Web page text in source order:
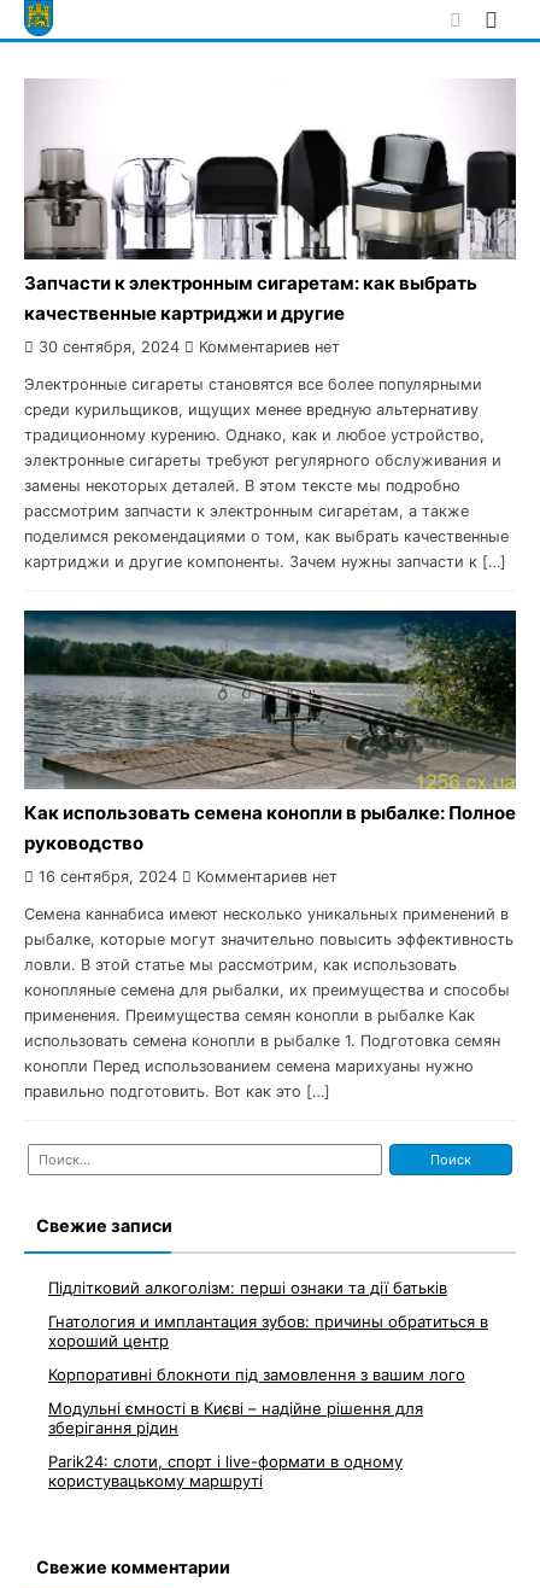
Skip
to
Запчасти к электронным сигаретам: как выбрать
качественные картриджи и другие
30 сентября, 2024 Комментариев нет
Электронные сигареты становятся все более популярными
среди курильщиков, ищущих менее вредную альтернативу
традиционному курению. Однако, как и любое устройство,
электронные сигареты требуют регулярного обслуживания и
замены некоторых деталей. В этом тексте мы подробно
рассмотрим запчасти к электронным сигаретам, а также
поделимся рекомендациями о том, как выбрать качественные
картриджи и другие компоненты. Зачем нужны запчасти к […]
Как использовать семена конопли в рыбалке: Полное
руководство
16 сентября, 2024 Комментариев нет
Семена каннабиса имеют несколько уникальных применений в
рыбалке, которые могут значительно повысить эффективность
ловли. В этой статье мы рассмотрим, как использовать
конопляные семена для рыбалки, их преимущества и способы
применения. Преимущества семян конопли в рыбалке Как
использовать семена конопли в рыбалке 1. Подготовка семян
конопли Перед использованием семена марихуаны нужно
правильно подготовить. Вот как это […]
Найти:
Свежие записи
Підлітковий алкоголізм: перші ознаки та дії батьків
Гнатология и имплантация зубов: причины обратиться в
хороший центр
Корпоративні блокноти під замовлення з вашим лого
Модульні ємності в Києві – надійне рішення для
зберігання рідин
Parik24: слоти, спорт і live-формати в одному
користувацькому маршруті
Свежие комментарии